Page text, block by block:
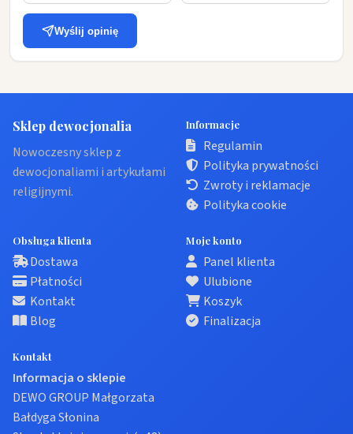
Wyślij opinię
Sklep dewocjonalia
Nowoczesny sklep z
dewocjonaliami i artykułami
religijnymi.
Informacje
Regulamin
Polityka prywatności
Zwroty i reklamacje
Polityka cookie
Obsługa klienta
Dostawa
Płatności
Kontakt
Blog
Moje konto
Panel klienta
Ulubione
Koszyk
Finalizacja
Kontakt
Informacja o sklepie
DEWO GROUP Małgorzata
Bałdyga Słonina